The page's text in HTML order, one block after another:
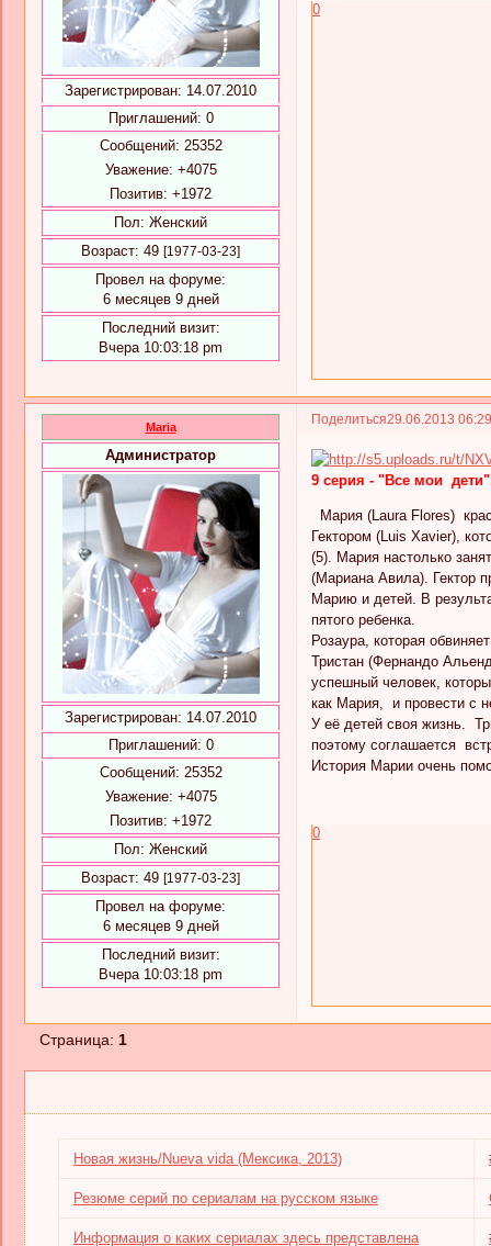
Зарегистрирован: 14.07.2010
Приглашений: 0
Сообщений: 25352
Уважение: +4075
Позитив: +1972
Пол: Женский
Возраст: 49 [1977-03-23]
Провел на форуме:
6 месяцев 9 дней
Последний визит:
Вчера 10:03:18 pm
0
Поделиться29.06.2013
Maria
Администратор
Зарегистрирован: 14.07.2010
Приглашений: 0
Сообщений: 25352
Уважение: +4075
Позитив: +1972
Пол: Женский
Возраст: 49 [1977-03-23]
Провел на форуме:
6 месяцев 9 дней
Последний визит:
Вчера 10:03:18 pm
9 серия - "Все мои
Мария (Laura Flores)
Гектором (Luis Xavier),
(5). Мария настолько
(Мариана Авила). Гектор
Марию и детей. В
пятого ребенка.
Розаура, которая
Тристан (Фернандо
успешный человек,
как Мария, и провести с
У её детей своя жизнь.
поэтому соглашается
История Марии очень
0
Страница: 1
Новая жизнь/Nueva vida (Мексика, 2013)
Резюме серий по сериалам на русском языке
Информация о каких сериалах здесь представлена